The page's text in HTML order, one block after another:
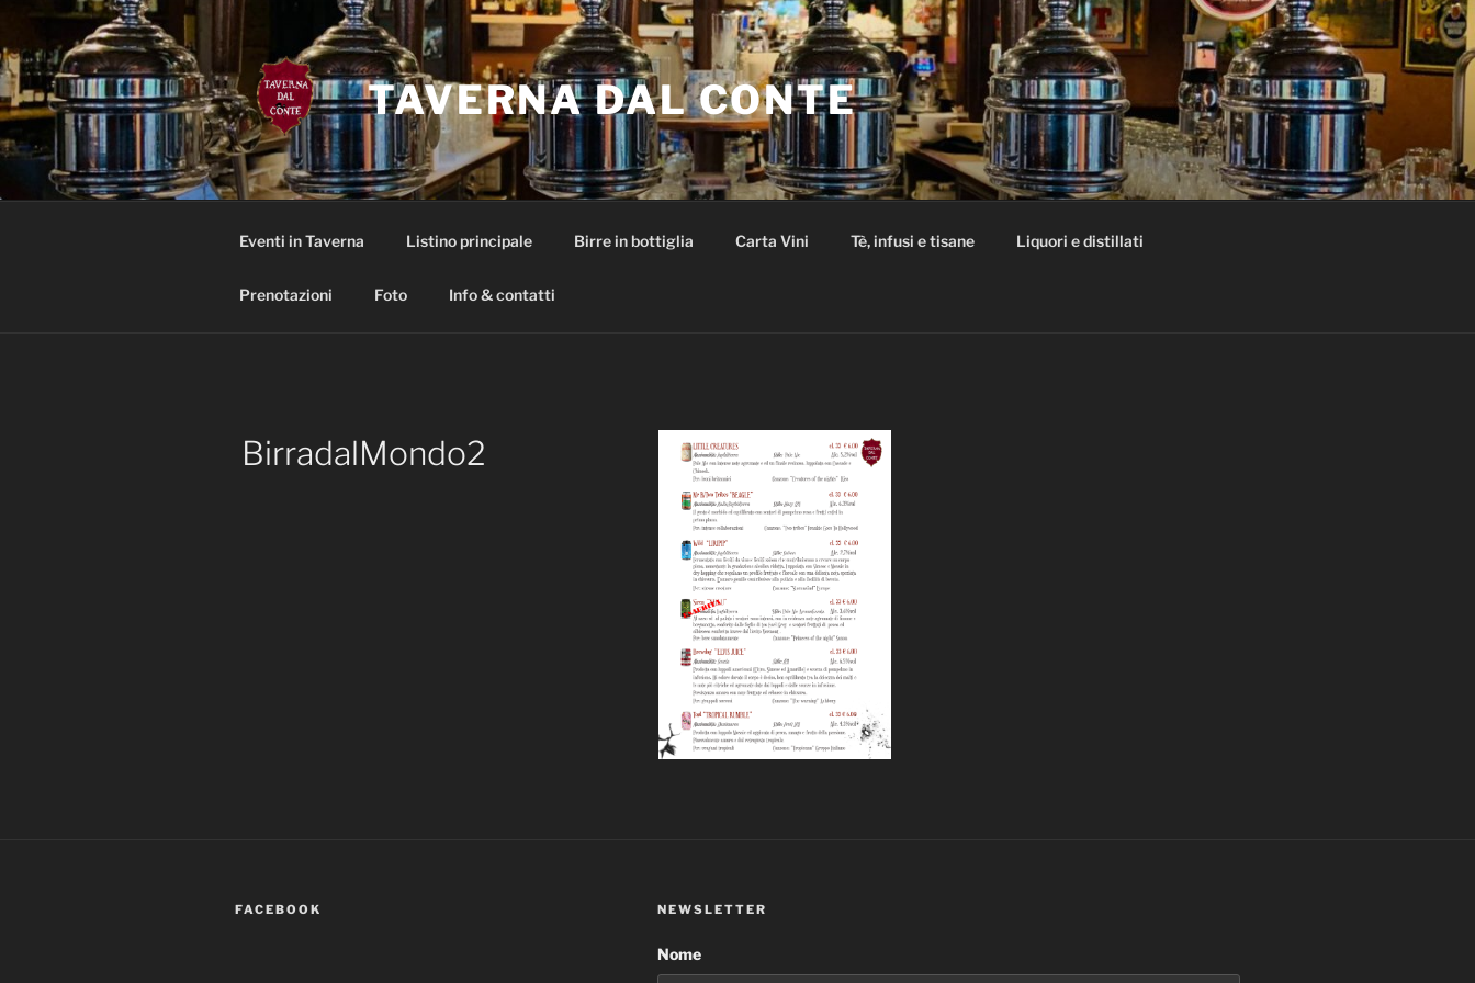
contenuto
TAVERNA DAL CONTE
Eventi in Taverna Listino principale Birre in bottiglia Carta Vini Tè, infusi e tisane Liquori e distillati
Prenotazioni Foto Info & contatti
BirradalMondo2
FACEBOOK NEWSLETTER
Nome